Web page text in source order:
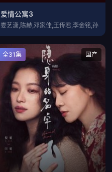
爱情公寓3
娄艺潇,陈赫,邓家佳,王传君,李金铭,孙
国产
全31集